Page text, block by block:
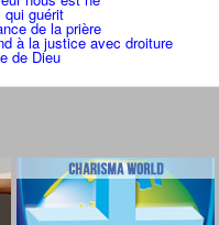
qui guérit
de la prière
à la justice avec droiture
de Dieu